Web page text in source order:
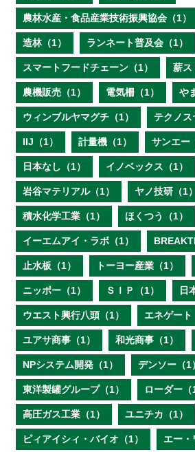
農林水産・食品産業技術振興協会（1）
造林（1） ランネート普及会（1）
スマートフードチェーン（1） 薪ス
農機販売（1） 電気柵（1） や
ウィンブルヤマグチ（1） テクノス
IIJ（1） 計量機（1） サンエー
日本なし（1） イノベックス（1）
岩谷マテリアル（1） ヤノ技研（1）
積水化学工業（1） ほくつう（1）
イーエムアイ・ラボ（1）
止水板（1） トーヨー産業（1）
ニッポー（1） ＳＩＰ（1） 日
ウエスト興行八頭（1） エネゲート
ユアサ商事（1） 和光商事（1）
NPシステム開発（1） デンソー（1
東洋製罐グループ（1） ローダー（
高圧ガス工業（1） ユニチカ（1）
ピィアイシィ・バイオ（1） エー・